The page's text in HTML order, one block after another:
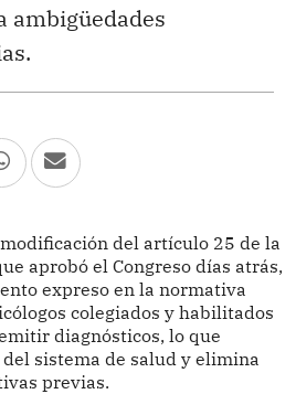
ambigüedades
del artículo 25 de la
aprobó el Congreso días atrás,
expreso en la normativa
colegiados y habilitados
diagnósticos, lo que
sistema de salud y elimina
previas.